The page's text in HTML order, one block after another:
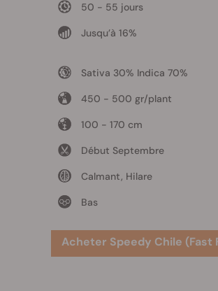
50 - 55 jours
Jusqu’à 16%
Sativa 30% Indica 70%
450 - 500 gr/plant
100 - 170 cm
Début Septembre
Calmant, Hilare
Bas
Acheter Speedy Chile (Fast